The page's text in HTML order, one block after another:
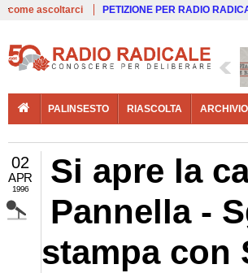
come ascoltarci PETIZIONE PER RADIO
PALINSESTO RIASCOLTA ARCHIVIO
02
APR
1996
Si apre la
Pannella -
stampa con